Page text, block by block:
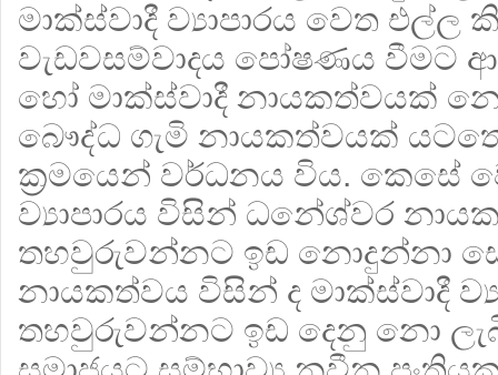
මාක්ස්වාදී ව්‍යාපාරය වෙත එල්ල
වැඩවසම්වාදය පෝෂණය වීමට
හෝ මාක්ස්වාදී නායකත්වයක්
බෞද්ධ ගැමි නායකත්වයක් යටතේ
ක‍්‍රමයෙන් වර්ධනය විය. කෙසේ
ව්‍යාපාරය විසින් ධනේශ්වර
තහවුරුවන්නට ඉඩ නොදුන්නා
නායකත්වය විසින් ද මාක්ස්වාදී
තහවුරුවන්නට ඉඩ දෙනු නො